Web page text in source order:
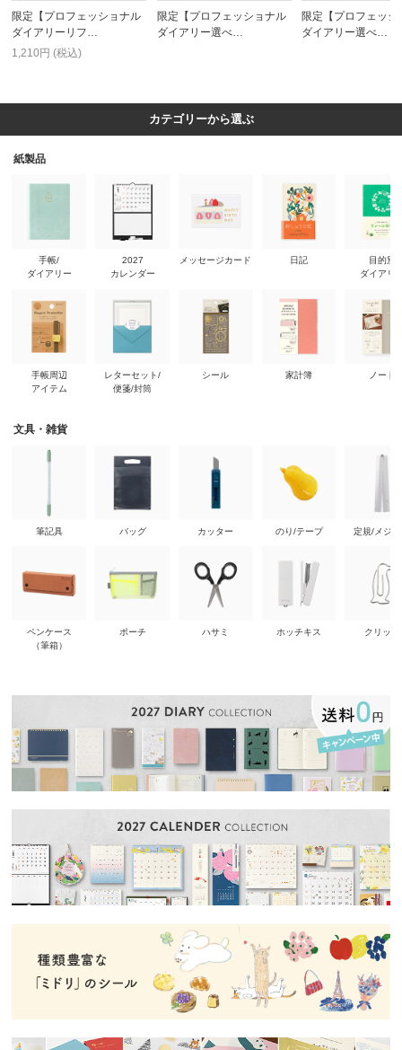
限定【プロフェッショナル
ダイアリーリフ…
1,210円 (税込)
限定【プロフェッショナル
ダイアリー選べ…
限定【プロフェッシ
ダイアリー選べ…
カテゴリーから選ぶ
紙製品
手帳/
ダイアリー
手帳周辺
アイテム
2027
カレンダー
レターセット/
便箋/封筒
メッセージカード
シール
日記
家計簿
目的別
ダイアリ
ノート
文具・雑貨
筆記具
ペンケース
（筆箱）
バッグ
ポーチ
カッター
ハサミ
のり/テープ
ホッチキス
定規/メジ
クリップ